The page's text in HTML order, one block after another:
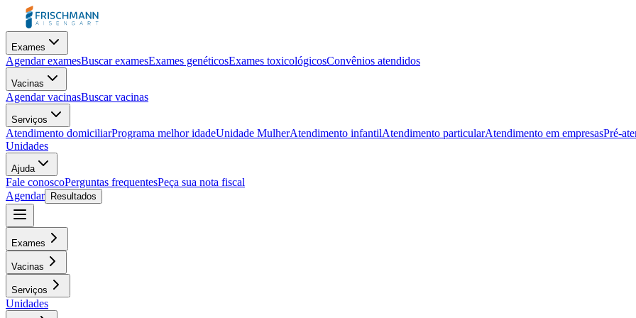
Exames
Agendar examesBuscar examesExames genéticosExames toxicológicosConvênios atendidos
Vacinas
Agendar vacinasBuscar vacinas
Serviços
Atendimento domiciliarPrograma melhor idadeUnidade MulherAtendimento infantilAtendimento particularAtendimento em empresasPré-
Unidades
Ajuda
Fale conoscoPerguntas frequentesPeça sua nota fiscal
Agendar
Resultados
Exames
Vacinas
Serviços
Unidades